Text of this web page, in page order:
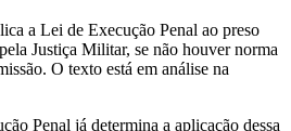
a Lei de Execução Penal ao preso
Justiça Militar, se não houver norma
O texto está em análise na
Penal já determina a aplicação dessa